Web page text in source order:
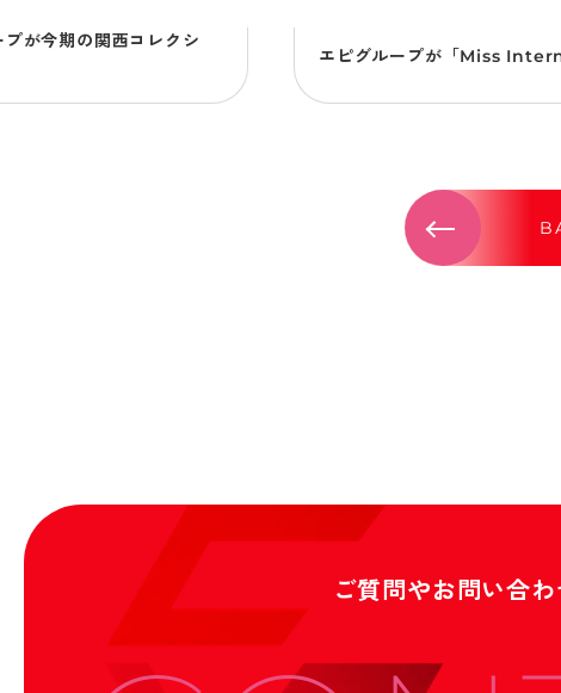
プが今期の関西コレクシ
エピグループが「Miss
ご質問やお問い合